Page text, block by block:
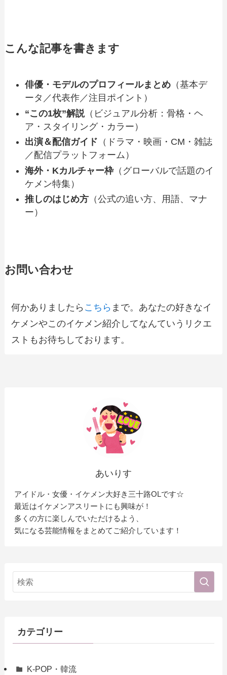
こんな記事を書きます
俳優・モデルのプロフィールまとめ （基本デ
ータ／代表作／注目ポイント）
“この1枚”解説（ビジュアル分析：骨格・ヘ
ア・スタイリング・カラー）
出演＆配信ガイド （ドラマ・映画・CM・雑誌
／配信プラットフォーム）
海外・Kカルチャー枠（グローバルで話題のイ
ケメン特集）
推しのはじめ方 （公式の追い方、用語、マナ
ー）
お問い合わせ
何かありましたら こちら まで。あなたの好きなイ
ケメンやこのイケメン紹介してなんていうリクエ
ストもお待ちしております。
あいりす
アイドル・女優・イケメン大好き三十路OLです☆
最近はイケメンアスリートにも興味が！
多くの方に楽しんでいただけるよう、
気になる芸能情報をまとめてご紹介しています！
カテゴリー
K-POP・韓流